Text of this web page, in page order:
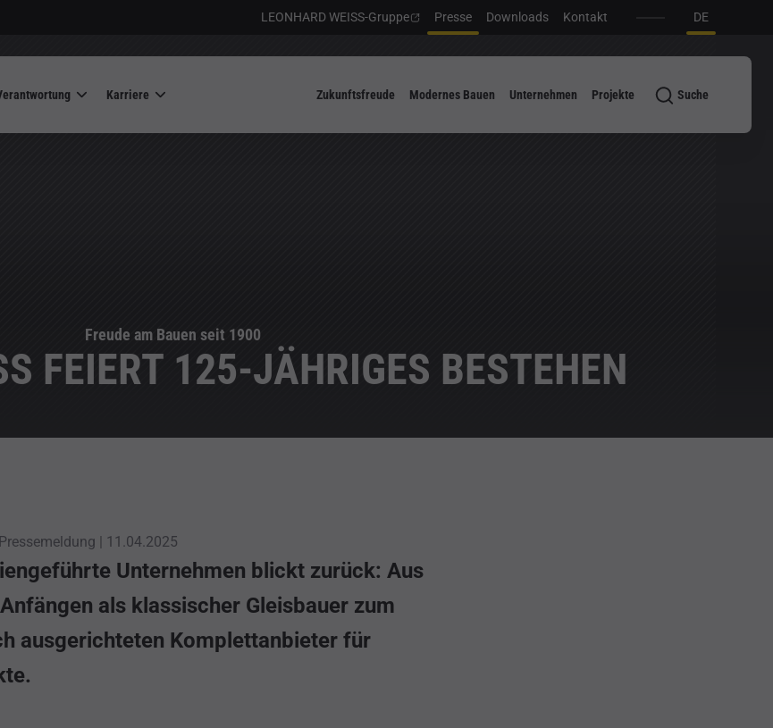
LEONHARD WEISS-Gruppe Presse Downloads Kontakt DE
Karriere Zukunftsfreude Modernes Bauen Unternehmen Projekte Suche
Freude am Bauen seit 1900
FEIERT 125-JÄHRIGES BESTEHEN
| 11.04.2025
Unternehmen blickt zurück: Aus
als klassischer Gleisbauer zum
ausgerichteten Komplettanbieter für